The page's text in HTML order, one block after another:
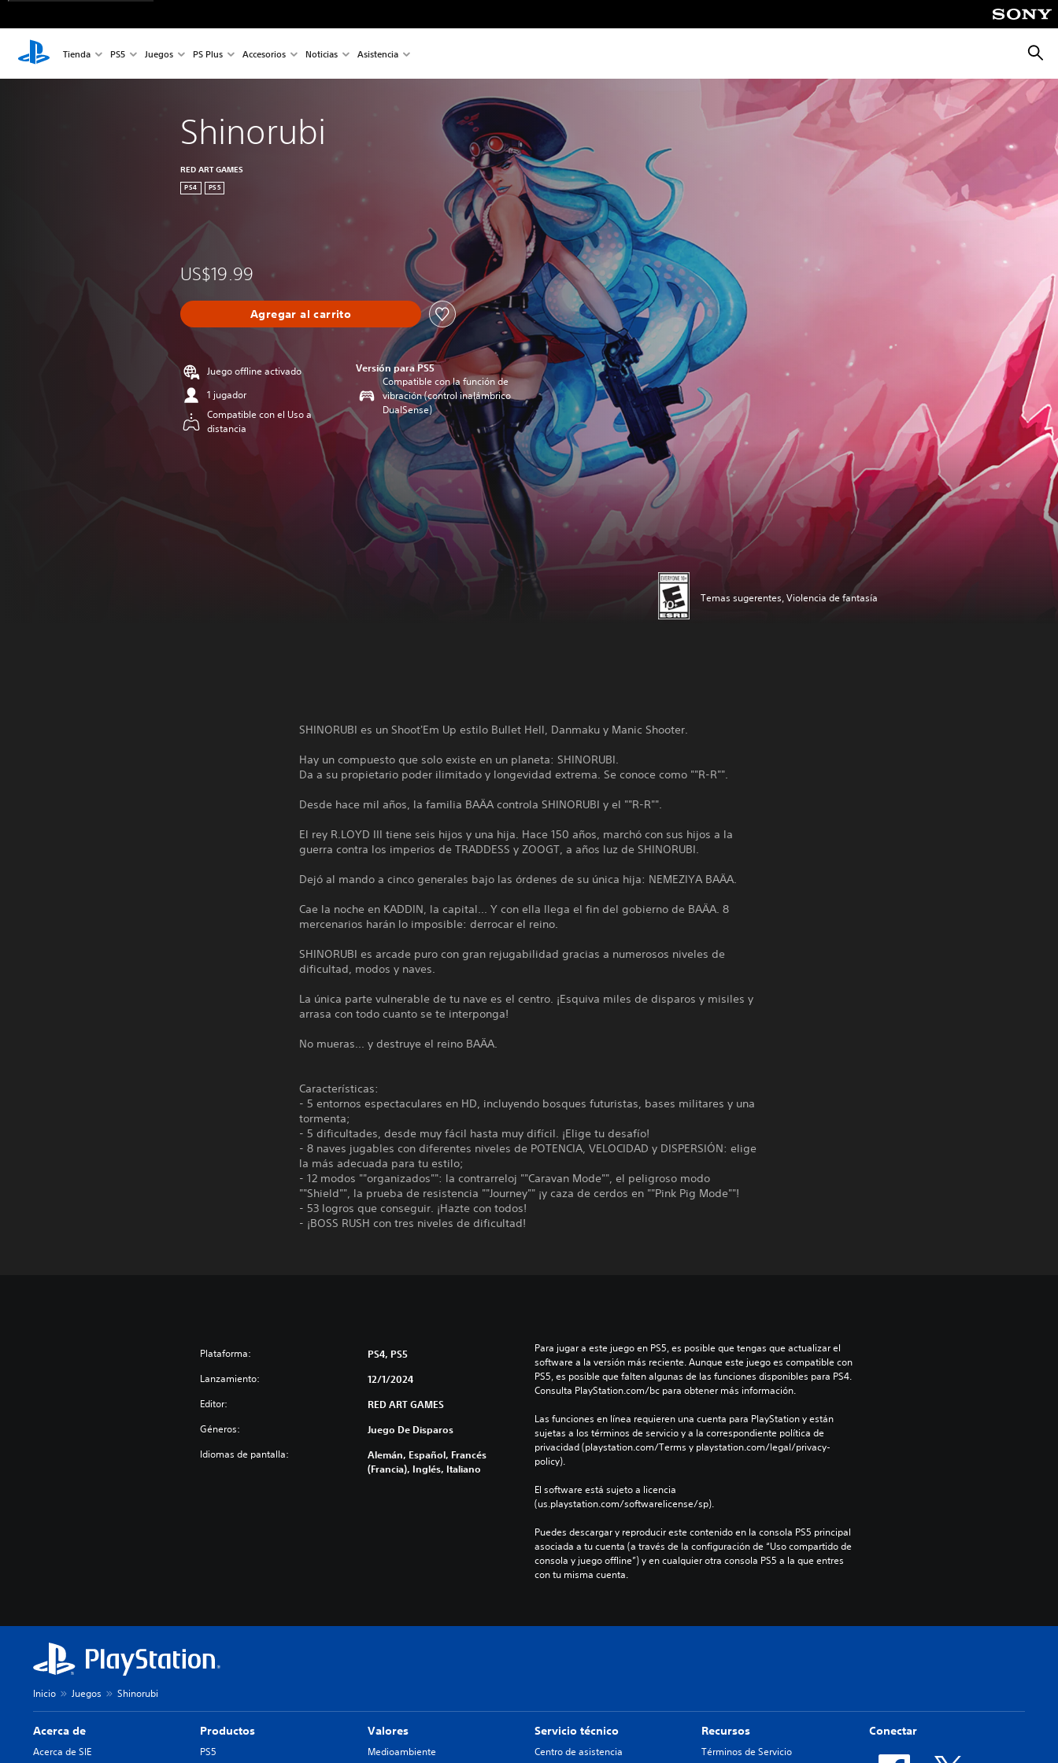
Tienda PS5 Juegos PS Plus Accesorios Noticias Asistencia
Shinorubi
RED ART GAMES
PS4 PS5
US$19.99
Agregar al carrito
Juego offline activado
1 jugador
Compatible con el Uso a
distancia
Versión para PS5
Compatible con la función de
vibración (control inalámbrico
DualSense)
Temas sugerentes, Violencia de fantasía
SHINORUBI es un Shoot'Em Up estilo Bullet Hell, Danmaku y Manic Shooter.
Hay un compuesto que solo existe en un planeta: SHINORUBI.
Da a su propietario poder ilimitado y longevidad extrema. Se conoce como ""R-R"".
Desde hace mil años, la familia BAÄA controla SHINORUBI y el ""R-R"".
El rey R.LOYD III tiene seis hijos y una hija. Hace 150 años, marchó con sus hijos a la
guerra contra los imperios de TRADDESS y ZOOGT, a años luz de SHINORUBI.
Dejó al mando a cinco generales bajo las órdenes de su única hija: NEMEZIYA BAÄA.
Cae la noche en KADDIN, la capital... Y con ella llega el fin del gobierno de BAÄA. 8
mercenarios harán lo imposible: derrocar el reino.
SHINORUBI es arcade puro con gran rejugabilidad gracias a numerosos niveles de
dificultad, modos y naves.
La única parte vulnerable de tu nave es el centro. ¡Esquiva miles de disparos y misiles y
arrasa con todo cuanto se te interponga!
No mueras... y destruye el reino BAÄA.
Características:
- 5 entornos espectaculares en HD, incluyendo bosques futuristas, bases militares y una
tormenta;
- 5 dificultades, desde muy fácil hasta muy difícil. ¡Elige tu desafío!
- 8 naves jugables con diferentes niveles de POTENCIA, VELOCIDAD y DISPERSIÓN: elige
la más adecuada para tu estilo;
- 12 modos ""organizados"": la contrarreloj ""Caravan Mode"", el peligroso modo
""Shield"", la prueba de resistencia ""Journey"" ¡y caza de cerdos en ""Pink Pig Mode""!
- 53 logros que conseguir. ¡Hazte con todos!
- ¡BOSS RUSH con tres niveles de dificultad!
Plataforma: PS4, PS5
Lanzamiento: 12/1/2024
Editor: RED ART GAMES
Géneros: Juego De Disparos
Idiomas de pantalla:
Alemán, Español, Francés
(Francia), Inglés, Italiano
Para jugar a este juego en PS5, es posible que tengas que actualizar el
software a la versión más reciente. Aunque este juego es compatible con
PS5, es posible que falten algunas de las funciones disponibles para PS4.
Consulta PlayStation.com/bc para obtener más información.
Las funciones en línea requieren una cuenta para PlayStation y están
sujetas a los términos de servicio y a la correspondiente política de
privacidad (playstation.com/Terms y playstation.com/legal/privacy-
policy).
El software está sujeto a licencia
(us.playstation.com/softwarelicense/sp).
Puedes descargar y reproducir este contenido en la consola PS5 principal
asociada a tu cuenta (a través de la configuración de “Uso compartido de
consola y juego offline”) y en cualquier otra consola PS5 a la que entres
con tu misma cuenta.
Inicio Juegos Shinorubi
Acerca de
Acerca de SIE
Productos
PS5
Valores
Medioambiente
Servicio técnico
Centro de asistencia
Recursos
Términos de Servicio
Conectar